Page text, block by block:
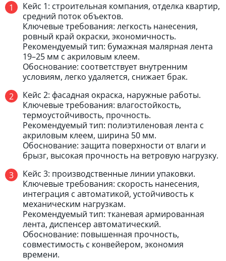
Кейс 1: строительная компания, отделка квартир,
средний поток объектов.
Ключевые требования: легкость нанесения,
ровный край окраски, экономичность.
Рекомендуемый тип: бумажная малярная лента
19–25 мм с акриловым клеем.
Обоснование: соответствует внутренним
условиям, легко удаляется, снижает брак.
Кейс 2: фасадная окраска, наружные работы.
Ключевые требования: влагостойкость,
термоустойчивость, прочность.
Рекомендуемый тип: полиэтиленовая лента с
акриловым клеем, ширина 50 мм.
Обоснование: защита поверхности от влаги и
брызг, высокая прочность на ветровую нагрузку.
Кейс 3: производственные линии упаковки.
Ключевые требования: скорость нанесения,
интеграция с автоматикой, устойчивость к
механическим нагрузкам.
Рекомендуемый тип: тканевая армированная
лента, диспенсер автоматический.
Обоснование: повышенная прочность,
совместимость с конвейером, экономия
времени.